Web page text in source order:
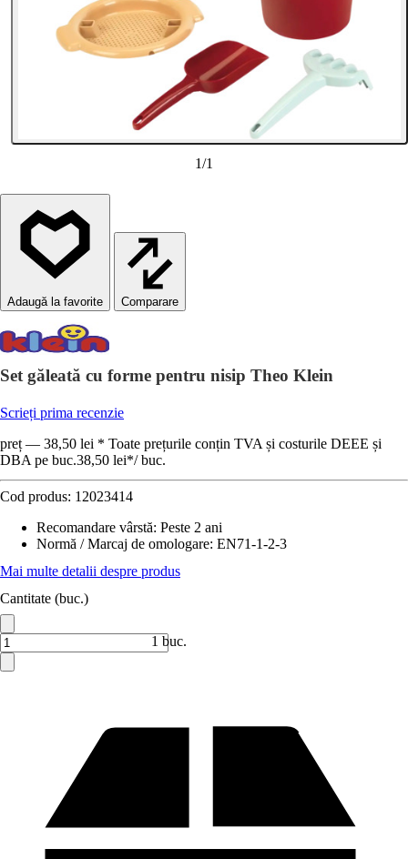
1/1
Comparare
Set găleată cu forme pentru nisip Theo Klein
Scrieți prima recenzie
preț — 38,50 lei * Toate prețurile conțin TVA și costurile DEEE și
DBA pe buc.38,50 lei*/ buc.
Cod produs: 12023414
Recomandare vârstă: Peste 2 ani
Normă / Marcaj de omologare: EN71-1-2-3
Mai multe detalii despre produs
Cantitate (buc.)
1 buc.